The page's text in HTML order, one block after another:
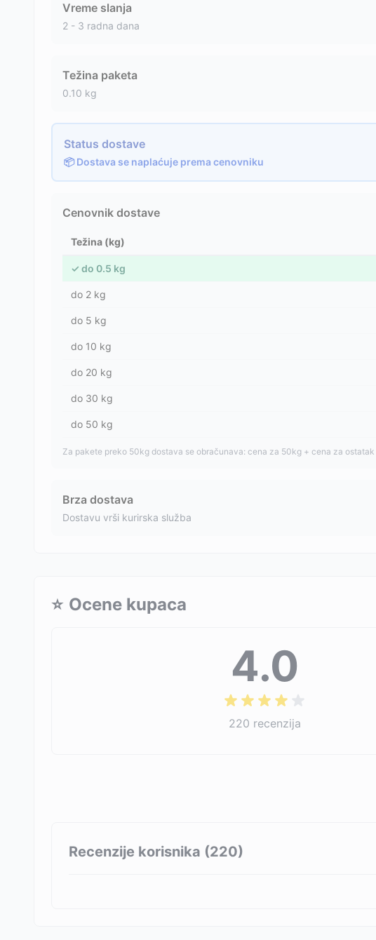
Vreme slanja
2 - 3 radna dana
Težina paketa
0.10 kg
Status dostave
📦 Dostava se naplaćuje prema cenovniku
Cenovnik dostave
Težina (kg)
✓ do 0.5 kg
do 2 kg
do 5 kg
do 10 kg
do 20 kg
do 30 kg
do 50 kg
Za pakete preko 50kg dostava se obračunava: cena za 50kg + cena za
Brza dostava
Dostavu vrši kurirska služba
⭐ Ocene kupaca
4.0
220 recenzija
Recenzije korisnika (220)